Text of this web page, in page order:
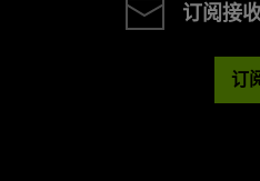
订阅接
订